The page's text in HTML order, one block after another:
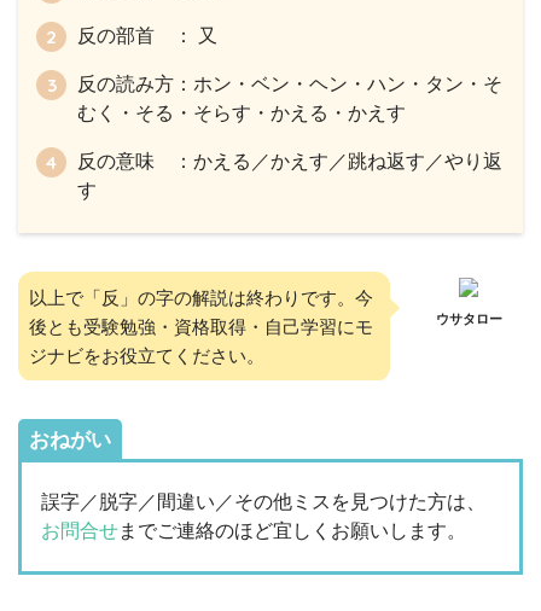
反の部首 ： 又
反の読み方：ホン・ベン・ヘン・ハン・タン・そ
むく・そる・そらす・かえる・かえす
反の意味 ：かえる／かえす／跳ね返す／やり返
す
以上で「反」の字の解説は終わりです。今
後とも受験勉強・資格取得・自己学習にモ
ジナビをお役立てください。
ウサタロー
おねがい
誤字／脱字／間違い／その他ミスを見つけた方は、
お問合せまでご連絡のほど宜しくお願いします。